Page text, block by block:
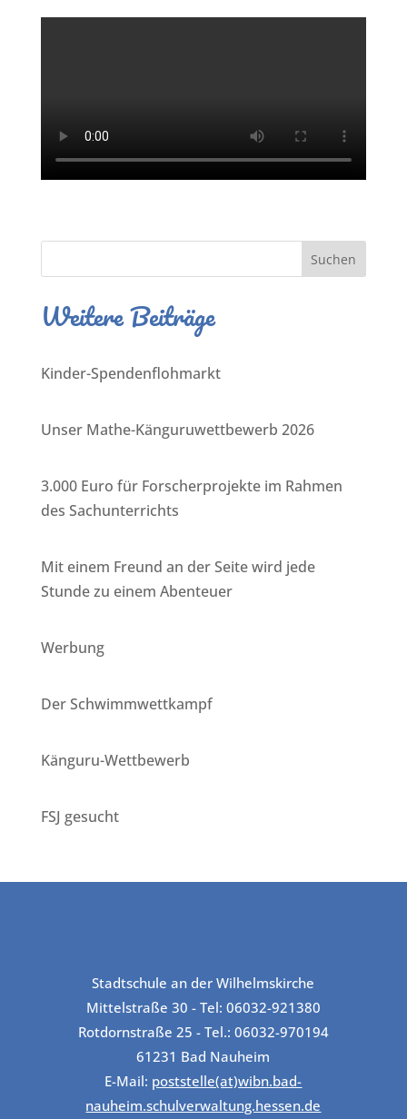
Suchen
Weitere Beiträge
Kinder-Spendenflohmarkt
Unser Mathe-Känguruwettbewerb 2026
3.000 Euro für Forscherprojekte im Rahmen
des Sachunterrichts
Mit einem Freund an der Seite wird jede
Stunde zu einem Abenteuer
Werbung
Der Schwimmwettkampf
Känguru-Wettbewerb
FSJ gesucht
Stadtschule an der Wilhelmskirche
Mittelstraße 30 - Tel: 06032-921380
Rotdornstraße 25 - Tel.: 06032-970194
61231 Bad Nauheim
E-Mail: poststelle(at)wibn.bad-
nauheim.schulverwaltung.hessen.de